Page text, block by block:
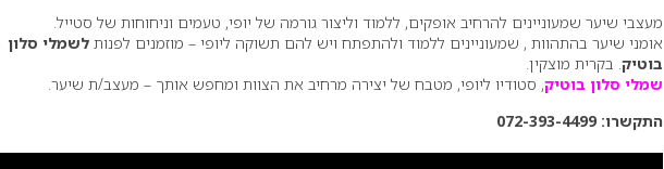
מעצבי שיער שמעוניינים להרחיב אופקים, ללמוד וליצור גורמה של יופי, טעמים וניחוחות של סטייל.
אומני שיער בהתהוות , שמעוניינים ללמוד ולהתפתח ויש להם תשוקה ליופי – מוזמנים לפנות לשמלי סלון
בוטיק. בקרית מוצקין.
שמלי סלון בוטיק, סטודיו ליופי, מטבח של יצירה מרחיב את הצוות ומחפש אותך – מעצב/ת שיער.
התקשרו: 072-393-4499